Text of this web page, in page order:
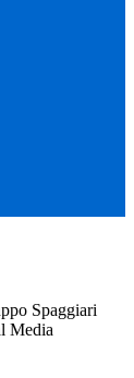
Spaggiari
Media